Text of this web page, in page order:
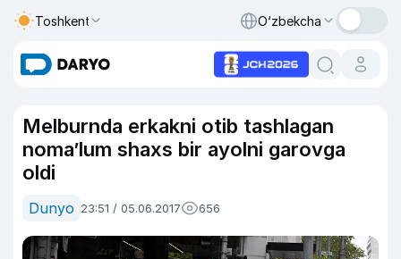
Toshkent O‘zbekcha
Melburnda erkakni otib tashlagan
noma’lum shaxs bir ayolni garovga
oldi
Dunyo 23:51 / 05.06.2017 656